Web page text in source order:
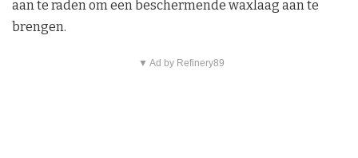
aan te raden om een beschermende waxlaag aan te
brengen.
▼ Ad by Refinery89